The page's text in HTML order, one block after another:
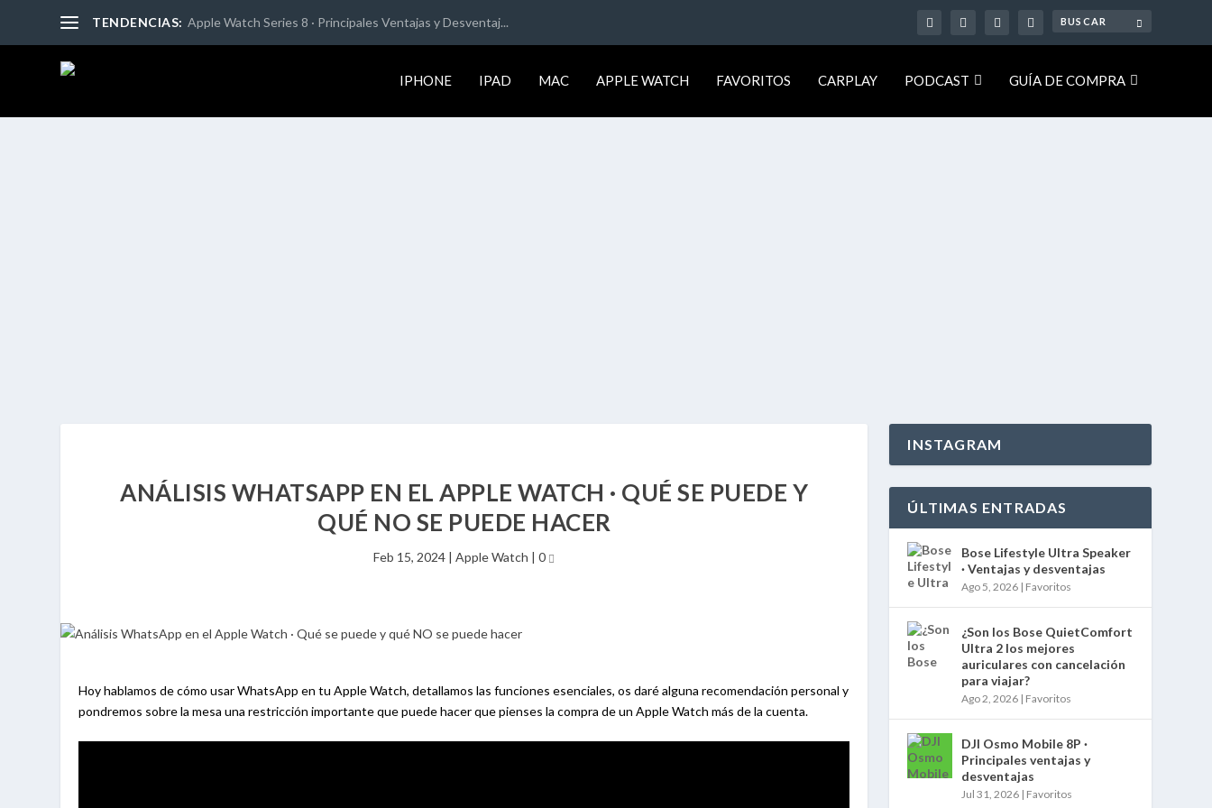
TENDENCIAS: Apple Watch Series 8 · Principales Ventajas y Desventaj...
IPHONE IPAD MAC APPLE WATCH FAVORITOS CARPLAY PODCAST GUÍA DE COMPRA
ANÁLISIS WHATSAPP EN EL APPLE WATCH · QUÉ SE PUEDE Y
QUÉ NO SE PUEDE HACER
Feb 15, 2024 |Apple Watch |0
Hoy hablamos de cómo usar WhatsApp en tu Apple Watch, detallamos las funciones esenciales, os daré alguna recomendación personal y
pondremos sobre la mesa una restricción importante que puede hacer que pienses la compra de un Apple Watch más de la cuenta.
INSTAGRAM
ÚLTIMAS ENTRADAS
Bose Lifestyle Ultra Speaker
· Ventajas y desventajas
Ago 5, 2026 | Favoritos
¿Son los Bose QuietComfort
Ultra 2 los mejores
auriculares con cancelación
para viajar?
Ago 2, 2026 | Favoritos
DJI Osmo Mobile 8P ·
Principales ventajas y
desventajas
Jul 31, 2026 | Favoritos